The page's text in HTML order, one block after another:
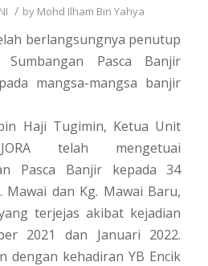
/ by Mohd Ilham Bin Yahya
berlangsungnya penutup
Sumbangan Pasca Banjir
mangsa-mangsa banjir
Haji Tugimin, Ketua Unit
telah mengetuai
Pasca Banjir kepada 34
dan Kg. Mawai Baru,
terjejas akibat kejadian
2021 dan Januari 2022.
dengan kehadiran YB Encik